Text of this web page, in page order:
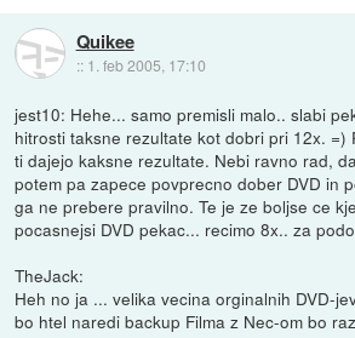
Quikee
:: 1. feb 2005, 17:10
jest10: Hehe... samo premisli malo.. slabi
hitrosti taksne rezultate kot dobri pri 12x. =)
ti dajejo kaksne rezultate. Nebi ravno rad,
potem pa zapece povprecno dober DVD in
ga ne prebere pravilno. Te je ze boljse ce
pocasnejsi DVD pekac... recimo 8x.. za
TheJack:
Heh no ja ... velika vecina orginalnih DVD-
bo htel naredi backup Filma z Nec-om bo